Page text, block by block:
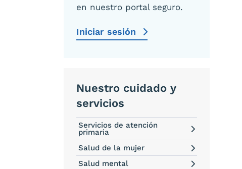
en nuestro portal seguro.
Iniciar sesión
Nuestro cuidado y
servicios
Servicios de atención
primaria
Salud de la mujer
Salud mental